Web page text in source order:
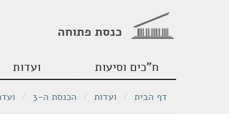
כנסת פתוחה
ח"כים וסיעות ועדות
דף הבית / ועדות / הכנסת ה-3 /